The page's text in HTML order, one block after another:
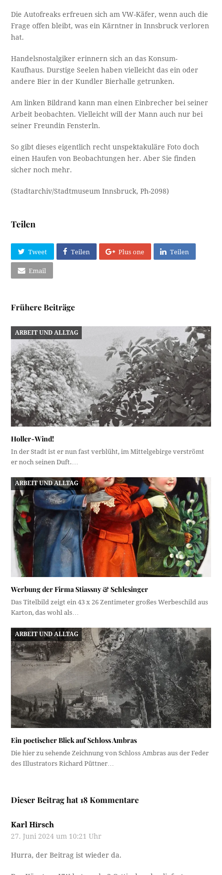
Die Autofreaks erfreuen sich am VW-Käfer, wenn auch die
Frage offen bleibt, was ein Kärntner in Innsbruck verloren
hat.
Handelsnostalgiker erinnern sich an das Konsum-
Kaufhaus. Durstige Seelen haben vielleicht das ein oder
andere Bier in der Kundler Bierhalle getrunken.
Am linken Bildrand kann man einen Einbrecher bei seiner
Arbeit beobachten. Vielleicht will der Mann auch nur bei
seiner Freundin Fensterln.
So gibt dieses eigentlich recht unspektakuläre Foto doch
einen Haufen von Beobachtungen her. Aber Sie finden
sicher noch mehr.
(Stadtarchiv/Stadtmuseum Innsbruck, Ph-2098)
Teilen
Tweet Teilen Plus one Teilen
Email
Frühere Beiträge
ARBEIT UND ALLTAG
Holler-Wind!
In der Stadt ist er nun fast verblüht, im Mittelgebirge verströmt
er noch seinen Duft.…
ARBEIT UND ALLTAG
Werbung der Firma Stiassny & Schlesinger
Das Titelbild zeigt ein 43 x 26 Zentimeter großes Werbeschild aus
Karton, das wohl als…
ARBEIT UND ALLTAG
Ein poetischer Blick auf Schloss Ambras
Die hier zu sehende Zeichnung von Schloss Ambras aus der Feder
des Illustrators Richard Püttner…
Dieser Beitrag hat 18 Kommentare
Karl Hirsch
27. Juni 2024 um 10:21 Uhr
Hurra, der Beitrag ist wieder da.